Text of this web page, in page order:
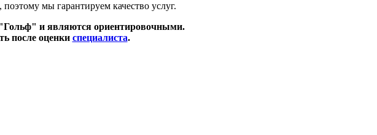
мы гарантируем качество услуг.
и являются ориентировочными.
после оценки специалиста.